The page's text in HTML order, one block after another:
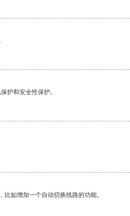
护和安全性保护。
如增加一个自动切换线路的功能。